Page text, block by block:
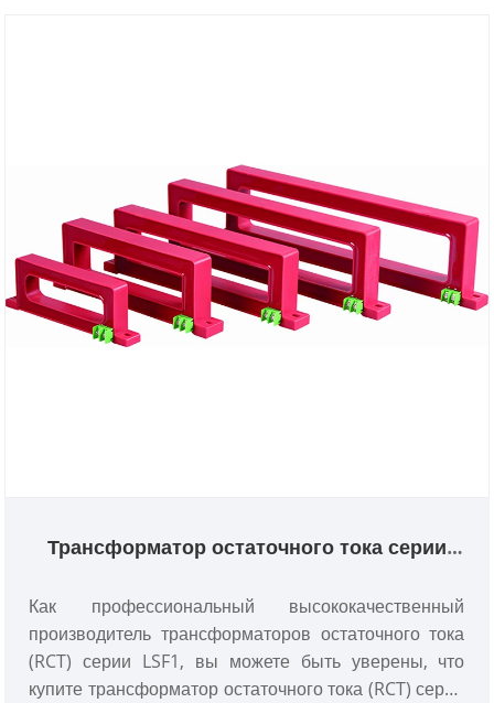
управления и электрических системах для
устранения неполадок, тестирования цепей или
технического обслуживания.
Трансформатор остаточного тока серии
Как профессиональный высококачественный
производитель трансформаторов остаточного тока
(RCT) серии LSF1, вы можете быть уверены, что
купите трансформатор остаточного тока (RCT) серии